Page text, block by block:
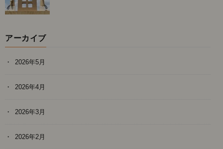
アーカイブ
2026年5月
2026年4月
2026年3月
2026年2月